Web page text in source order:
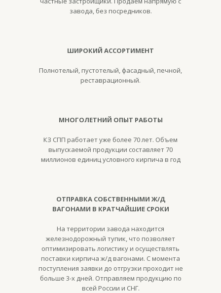
завода, без посредников.
ШИРОКИЙ АССОРТИМЕНТ
Полнотелый, пустотелый, фасадный, печной,
реставрационный.
МНОГОЛЕТНИЙ ОПЫТ РАБОТЫ
КЗ СПП работает уже более 70 лет. Объем
выпускаемой продукции составляет 70
миллионов единиц условного кирпича в год
ОТПРАВКА СОБСТВЕННЫМИ Ж/Д
ВАГОНАМИ В КРАТЧАЙШИЕ СРОКИ
На территории завода находится
железнодорожный тупик, что позволяет
оптимизировать логистику и осуществлять
поставки кирпича ж/д вагонами. С момента
поступления заявки до отгрузки проходит не
больше 3-х дней. Отправляем продукцию по
всей России и СНГ.